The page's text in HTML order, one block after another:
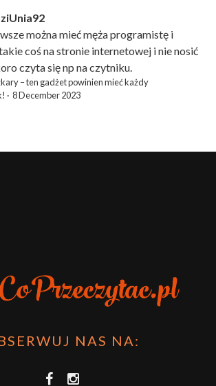
można mieć męża programistę i
coś na stronie internetowej i nie nosić
czyta się np na czytniku.
– ten gadżet powinien mieć każdy
· 8 December 2023
NAS NA: